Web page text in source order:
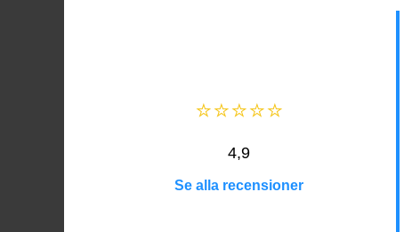
⭐⭐⭐⭐⭐
4,9
Se alla recensioner